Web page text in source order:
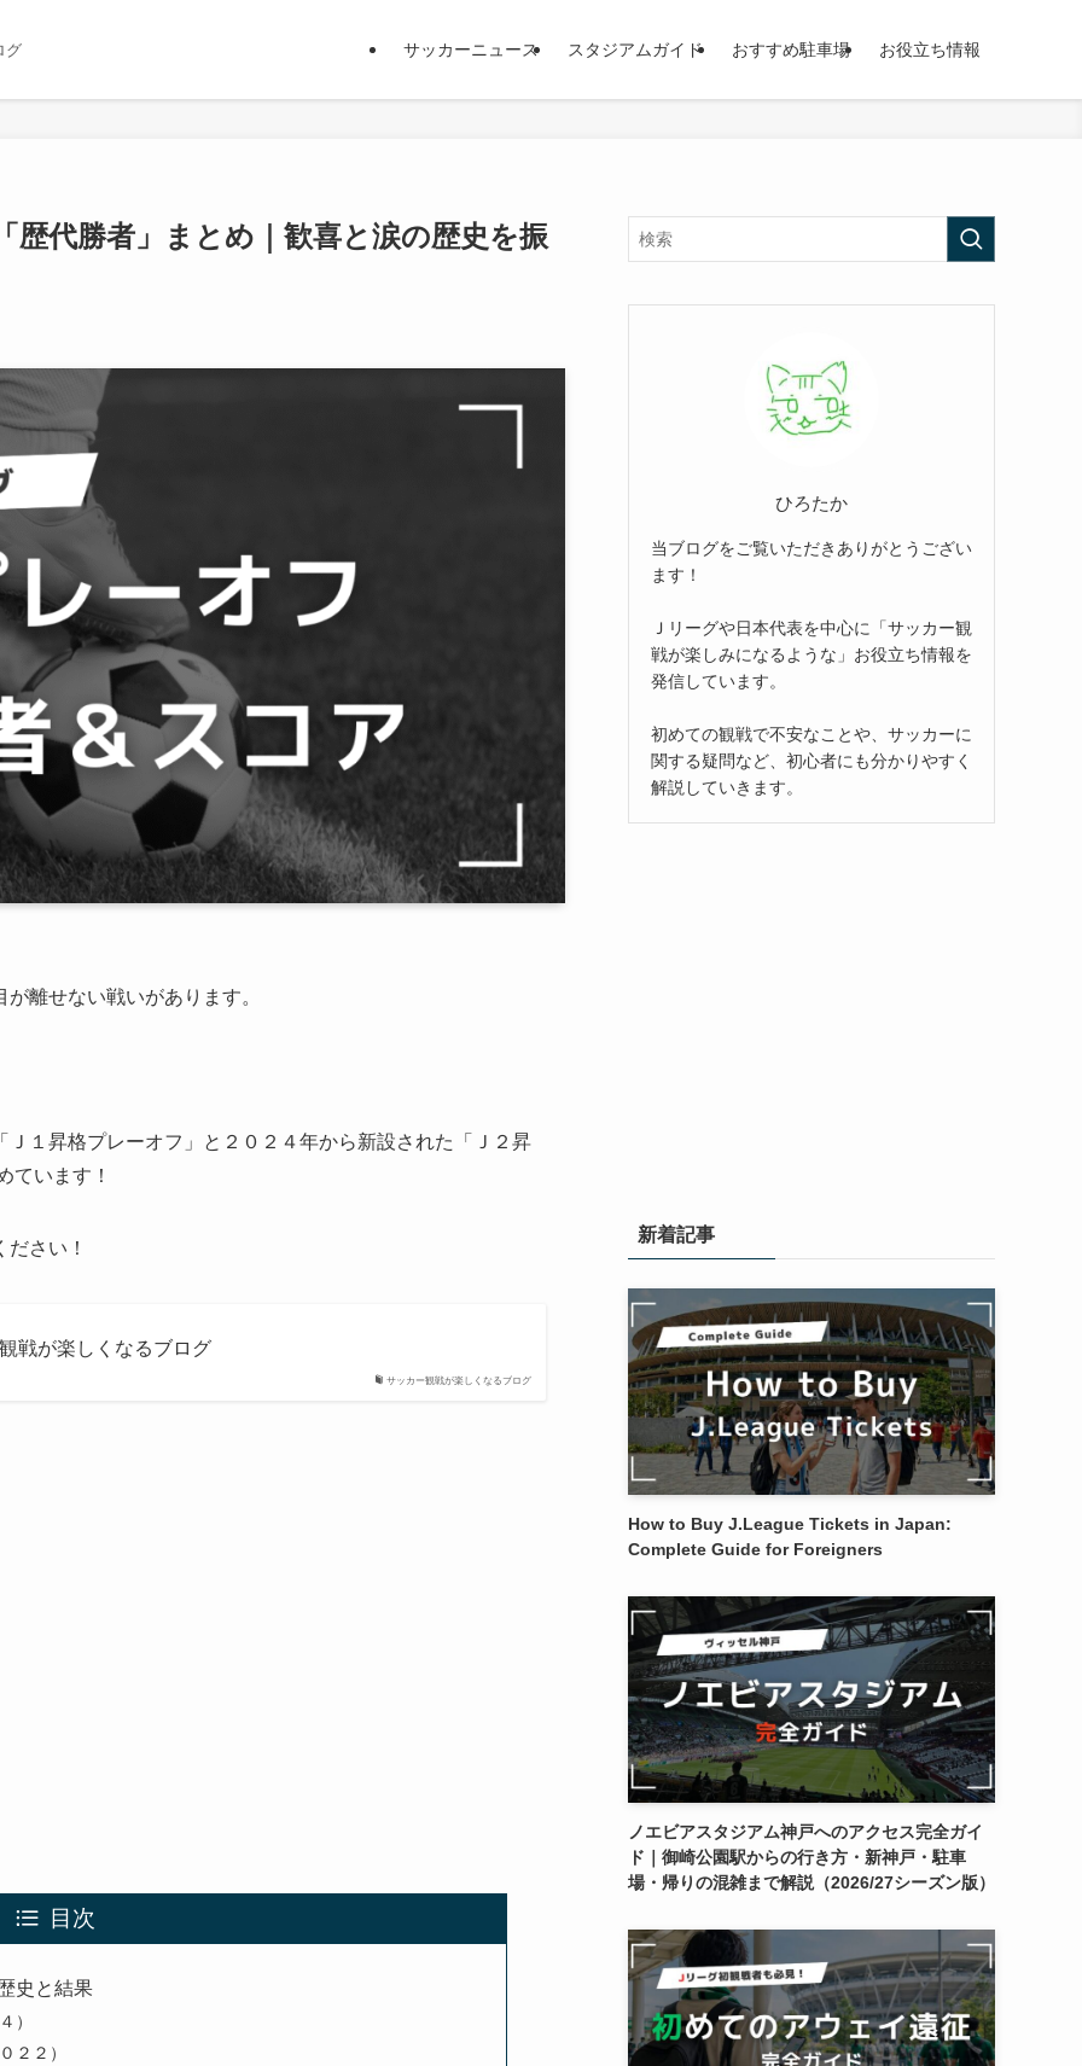
グ サッカーニュース スタジアムガイド おすすめ駐車場 お役立ち情報
歴代勝者」まとめ｜歓喜と涙の歴史を振
離せない戦いがあります。
１昇格プレーオフ」と２０２４年から新設された「Ｊ２昇
ています！
さい！
サッカー観戦が楽しくなるブログ
戦が楽しくなるブログ
目次
史と結果
）
２２）
ひろたか
当ブログをご覧いただきありがとうござい
ます！
Ｊリーグや日本代表を中心に「サッカー観
戦が楽しみになるような」お役立ち情報を
発信しています。
初めての観戦で不安なことや、サッカーに
関する疑問など、初心者にも分かりやすく
解説していきます。
新着記事
How to Buy J.League Tickets in Japan:
Complete Guide for Foreigners
ノエビアスタジアム神戸へのアクセス完全ガイ
ド｜御崎公園駅からの行き方・新神戸・駐車
場・帰りの混雑まで解説（2026/27シーズン版）